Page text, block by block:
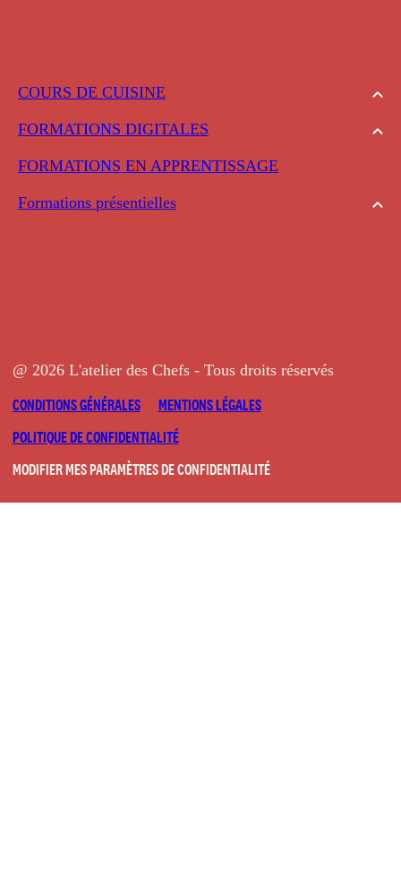
COURS DE CUISINE
FORMATIONS DIGITALES
FORMATIONS EN APPRENTISSAGE
Formations présentielles
@ 2026 L'atelier des Chefs - Tous droits réservés
CONDITIONS GÉNÉRALES
MENTIONS LÉGALES
POLITIQUE DE CONFIDENTIALITÉ
MODIFIER MES PARAMÈTRES DE CONFIDENTIALITÉ